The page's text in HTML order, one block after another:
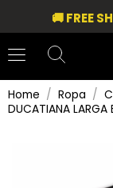
🚚 FREE
Home Ropa
DUCATIANA LARGA